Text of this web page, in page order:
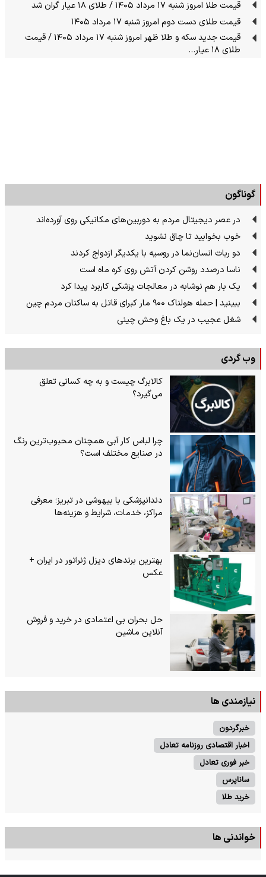
قیمت طلا امروز شنبه ۱۷ مرداد ۱۴۰۵ / طلای ۱۸ عیار گران شد
قیمت طلای دست دوم امروز شنبه ۱۷ مرداد ۱۴۰۵
قیمت جدید سکه و طلا ظهر امروز شنبه ۱۷ مرداد ۱۴۰۵ / قیمت
طلای ۱۸ عیار…
گوناگون
در عصر دیجیتال مردم به دوربین‌های مکانیکی روی آورده‌اند
خوب بخوابید تا چاق نشوید
دو ربات انسان‌نما در روسیه با یکدیگر ازدواج کردند
ناسا درصدد روشن کردن آتش روی کره ماه است
یک بار هم نوشابه در معالجات پزشکی کاربرد پیدا کرد
ببینید | حمله هولناک ۹۰۰ مار کبرای قاتل به ساکنان مردم چین
شغل عجیب در یک باغ وحش چینی
وب گردی
کالابرگ چیست و به چه کسانی تعلق
می‌گیرد؟
چرا لباس کار آبی همچنان محبوب‌ترین رنگ
در صنایع مختلف است؟
دندانپزشکی با بیهوشی در تبریز؛ معرفی
مراکز، خدمات، شرایط و هزینه‌ها
بهترین برندهای دیزل ژنراتور در ایران +
عکس
حل بحران بی‌ اعتمادی در خرید و فروش
آنلاین ماشین
نیازمندی ها
خبرگردون
اخبار اقتصادی روزنامه تعادل
خبر فوری تعادل
ساناپرس
خرید طلا
خواندنی ها